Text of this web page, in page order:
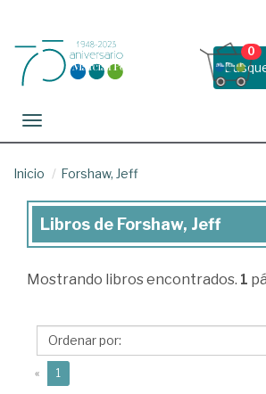
0
Toggle navigation
Inicio Forshaw, Jeff
Libros
Forshaw,
Libros de Forshaw, Jeff
Mostrando libros encontrados. 1
« 1